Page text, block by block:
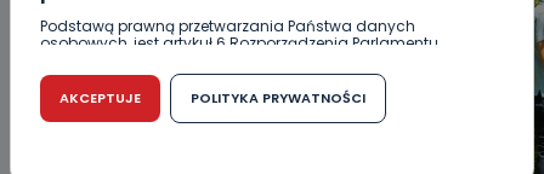
Podstawą prawną przetwarzania Państwa danych
osobowych, jest artykuł 6 Rozporządzenia Parlamentu
r. w sprawie ochrony osób fizycznych w związku z
przetwarzaniem danych osobowych w sprawie
swobodnego przepływu takich danych oraz uchylenia
dyrektywy 95/46/WE (RODO).
AKCEPTUJE POLITYKA PRYWATNOŚCI